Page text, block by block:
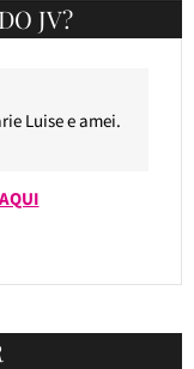
JV?
Luise e amei.